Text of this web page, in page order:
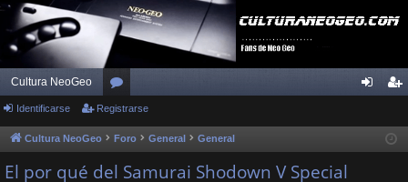
Cultura NeoGeo
or
os ist
Identificarse Registrarse
Cultura NeoGeo Foro General General
El por qué del Samurai Shodown V Special